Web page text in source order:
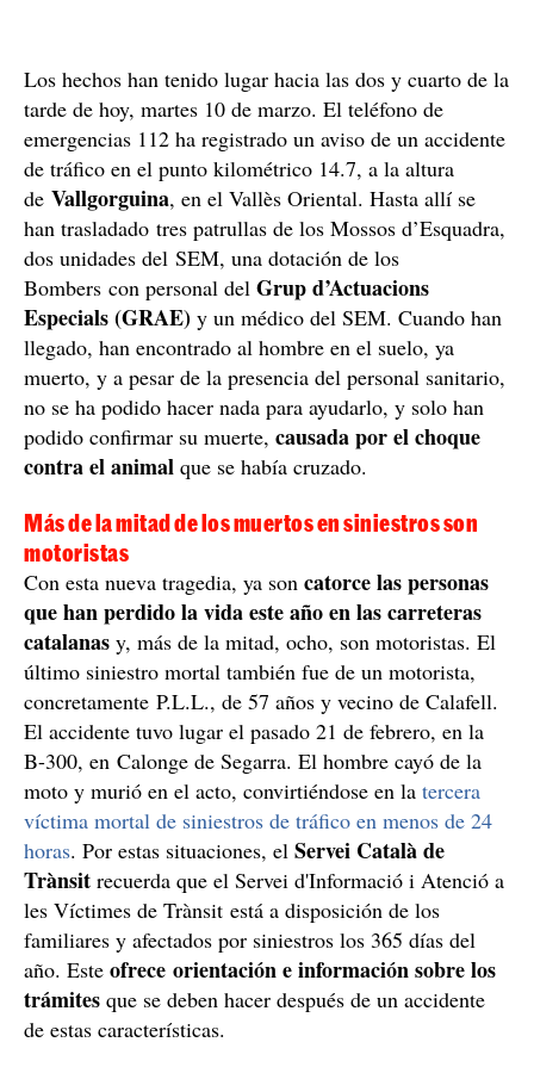
Los hechos han tenido lugar hacia las dos y cuarto de la
tarde de hoy, martes 10 de marzo. El teléfono de
emergencias 112 ha registrado un aviso de un accidente
de tráfico en el punto kilométrico 14.7, a la altura
de Vallgorguina, en el Vallès Oriental. Hasta allí se
han trasladado tres patrullas de los Mossos d’Esquadra,
dos unidades del SEM, una dotación de los
Bombers con personal del Grup d’Actuacions
Especials (GRAE) y un médico del SEM. Cuando han
llegado, han encontrado al hombre en el suelo, ya
muerto, y a pesar de la presencia del personal sanitario,
no se ha podido hacer nada para ayudarlo, y solo han
podido confirmar su muerte, causada por el choque
contra el animal que se había cruzado.
Más de la mitad de los muertos en siniestros son
motoristas
Con esta nueva tragedia, ya son catorce las personas
que han perdido la vida este año en las carreteras
catalanas y, más de la mitad, ocho, son motoristas. El
último siniestro mortal también fue de un motorista,
concretamente P.L.L., de 57 años y vecino de Calafell.
El accidente tuvo lugar el pasado 21 de febrero, en la
B-300, en Calonge de Segarra. El hombre cayó de la
moto y murió en el acto, convirtiéndose en la tercera
víctima mortal de siniestros de tráfico en menos de 24
horas. Por estas situaciones, el Servei Català de
Trànsit recuerda que el Servei d'Informació i Atenció a
les Víctimes de Trànsit está a disposición de los
familiares y afectados por siniestros los 365 días del
año. Este ofrece orientación e informaciónsobre los
trámites que se deben hacer después de un accidente
de estas características.